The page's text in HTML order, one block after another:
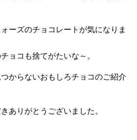
ーズのチョコレートが気になりま
ョコも捨てがたいな～。
からないおもしろチョコのご紹介
ありがとうございました。